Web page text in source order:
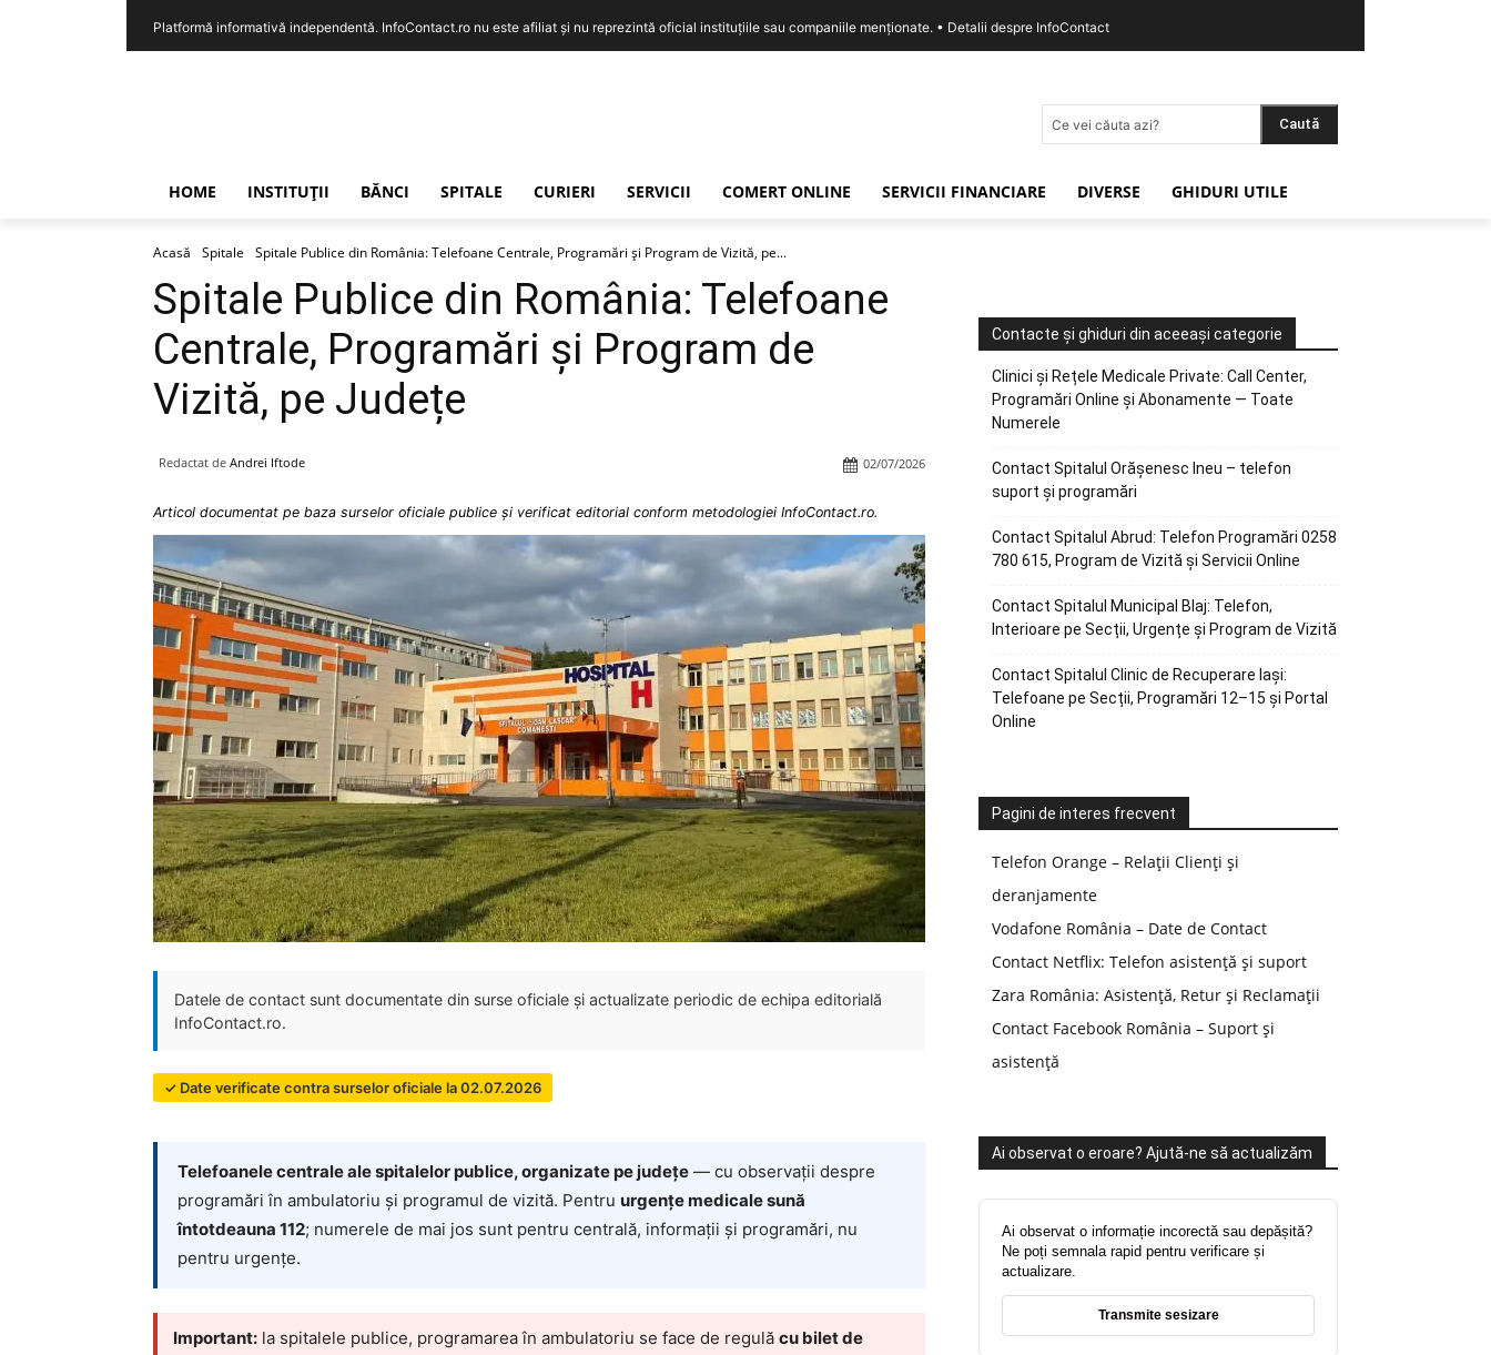
Platformă informativă independentă. InfoContact.ro nu este afiliat și nu reprezintă oficial instituțiile sau companiile menționate. • Detalii despre InfoContact
Ce vei căuta azi? Caută
HOME INSTITUȚII BĂNCI SPITALE CURIERI SERVICII COMERT ONLINE SERVICII FINANCIARE DIVERSE GHIDURI UTILE
Acasă Spitale Spitale Publice din România: Telefoane Centrale, Programări și Program de Vizită, pe...
Spitale Publice din România: Telefoane
Centrale, Programări și Program de
Vizită, pe Județe
Redactat de Andrei Iftode 02/07/2026
Articol documentat pe baza surselor oficiale publice și verificat editorial conform metodologiei InfoContact.ro.
Datele de contact sunt documentate din surse oficiale și actualizate periodic de echipa editorială
InfoContact.ro.
✓ Date verificate contra surselor oficiale la 02.07.2026
Telefoanele centrale ale spitalelor publice, organizate pe județe — cu observații despre
programări în ambulatoriu și programul de vizită. Pentru urgențe medicale sună
întotdeauna 112; numerele de mai jos sunt pentru centrală, informații și programări, nu
pentru urgențe.
Important: la spitalele publice, programarea în ambulatoriu se face de regulă cu bilet de
Contacte și ghiduri din aceeași categorie
Clinici și Rețele Medicale Private: Call Center,
Programări Online și Abonamente — Toate
Numerele
Contact Spitalul Orășenesc Ineu – telefon
suport și programări
Contact Spitalul Abrud: Telefon Programări 0258
780 615, Program de Vizită și Servicii Online
Contact Spitalul Municipal Blaj: Telefon,
Interioare pe Secții, Urgențe și Program de Vizită
Contact Spitalul Clinic de Recuperare Iași:
Telefoane pe Secții, Programări 12–15 și Portal
Online
Pagini de interes frecvent
Telefon Orange – Relații Clienți și
deranjamente
Vodafone România – Date de Contact
Contact Netflix: Telefon asistență și suport
Zara România: Asistență, Retur și Reclamații
Contact Facebook România – Suport și
asistență
Ai observat o eroare? Ajută-ne să actualizăm
Ai observat o informație incorectă sau depășită?
Ne poți semnala rapid pentru verificare și
actualizare.
Transmite sesizare